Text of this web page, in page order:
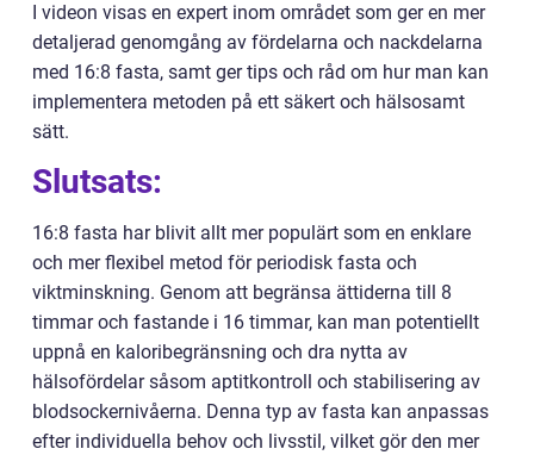
I videon visas en expert inom området som ger en mer
detaljerad genomgång av fördelarna och nackdelarna
med 16:8 fasta, samt ger tips och råd om hur man kan
implementera metoden på ett säkert och hälsosamt
sätt.
Slutsats:
16:8 fasta har blivit allt mer populärt som en enklare
och mer flexibel metod för periodisk fasta och
viktminskning. Genom att begränsa ättiderna till 8
timmar och fastande i 16 timmar, kan man potentiellt
uppnå en kaloribegränsning och dra nytta av
hälsofördelar såsom aptitkontroll och stabilisering av
blodsockernivåerna. Denna typ av fasta kan anpassas
efter individuella behov och livsstil, vilket gör den mer